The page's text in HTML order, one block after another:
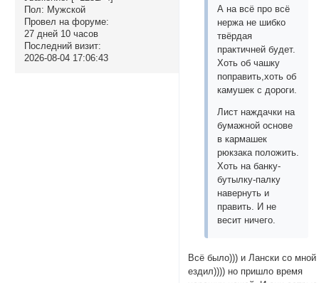
Пол: Мужской
Провел на форуме:
27 дней 10 часов
Последний визит:
2026-08-04 17:06:43
А на всё про всё
нержа не шибко
твёрдая
практичней будет.
Хоть об чашку
поправить,хоть об
камушек с дороги.
Лист наждачки на
бумажной основе
в кармашек
рюкзака положить.
Хоть на банку-
бутылку-палку
навернуть и
править. И не
весит ничего.
Всё было))) и Лански со мной
ездил)))) но пришло время